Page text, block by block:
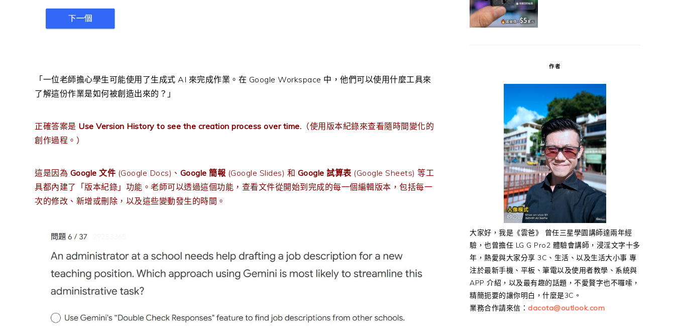
「一位老師擔心學生可能使用了生成式 AI 來完成作業。在 Google Workspace 中，他們可以使用什麼工具來
了解這份作業是如何被創造出來的？」
正確答案是 Use Version History to see the creation process over time. （使用版本紀錄來查看隨時間變化的
創作過程。）
這是因為 Google 文件 (Google Docs)、 Google 簡報 (Google Slides) 和 Google 試算表 (Google Sheets) 等工
具都內建了「版本紀錄」功能。老師可以透過這個功能，查看文件從開始到完成的每一個編輯版本，包括每一
次的修改、新增或刪除，以及這些變動發生的時間。
作者
大家好，我是《雲爸》 曾任三星學園講師達兩年經
驗，也曾擔任 LG G Pro2 體驗會講師，浸淫文字十多
年，熱愛與大家分享 3C、生活、以及生活大小事 專
注於最新手機、平板、筆電以及使用者教學、系統與
APP 介紹，以及最有趣的話題，不愛贅字也不囉嗦，
精簡扼要的讓你明白，什麼是3C。
業務合作請來信： dacota@outlook.com